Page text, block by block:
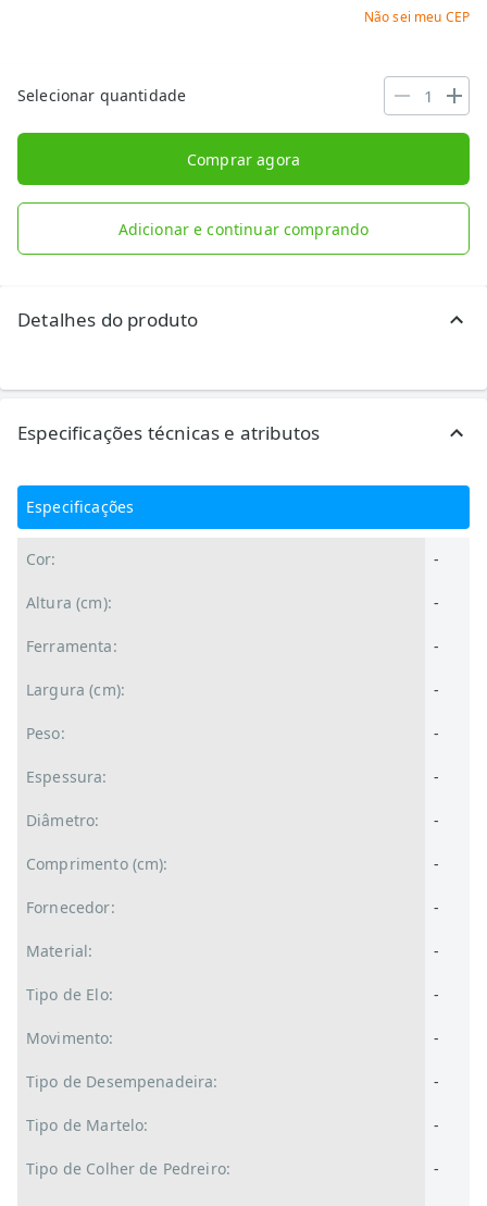
Não sei meu CEP
Selecionar quantidade
Comprar agora
Adicionar e continuar comprando
Detalhes do produto
Especificações técnicas e atributos
Especificações
Cor: -
Altura (cm): -
Ferramenta: -
Largura (cm): -
Peso: -
Espessura: -
Diâmetro: -
Comprimento (cm): -
Fornecedor: -
Material: -
Tipo de Elo: -
Movimento: -
Tipo de Desempenadeira: -
Tipo de Martelo: -
Tipo de Colher de Pedreiro: -